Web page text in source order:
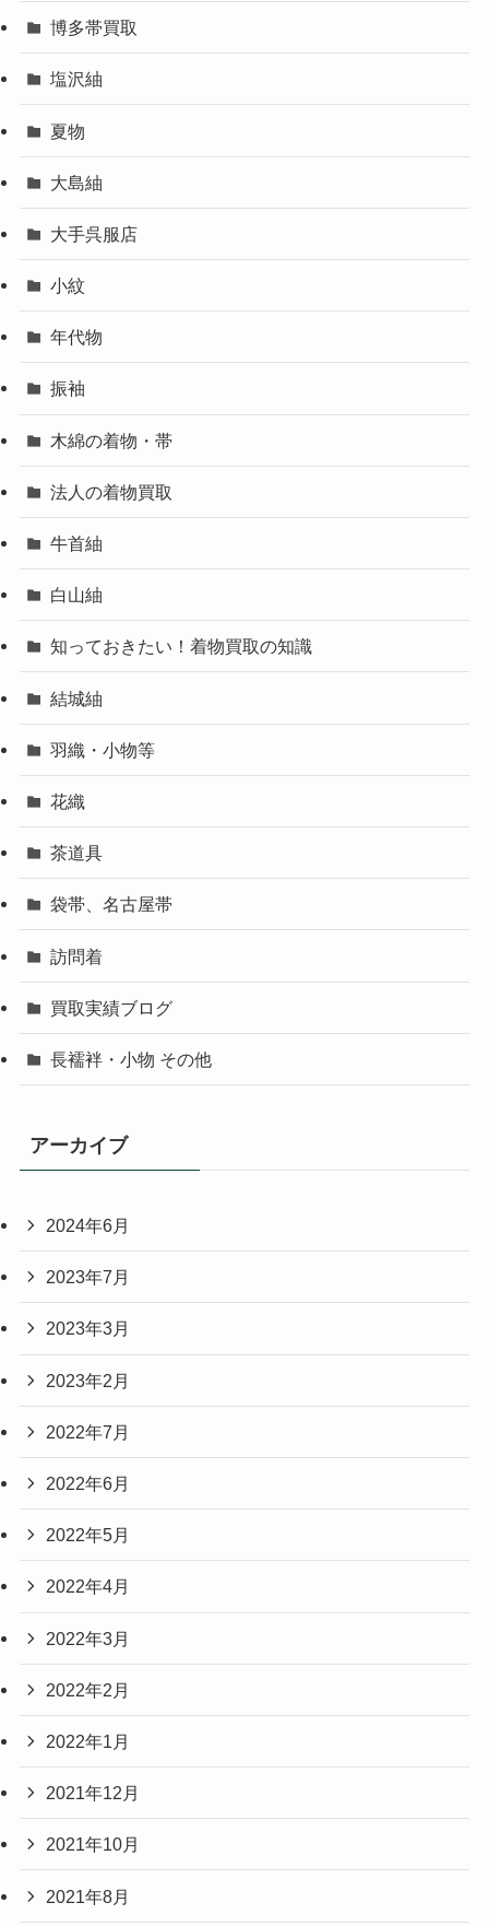
博多帯買取
塩沢紬
夏物
大島紬
大手呉服店
小紋
年代物
振袖
木綿の着物・帯
法人の着物買取
牛首紬
白山紬
知っておきたい！着物買取の知識
結城紬
羽織・小物等
花織
茶道具
袋帯、名古屋帯
訪問着
買取実績ブログ
長襦袢・小物 その他
アーカイブ
2024年6月
2023年7月
2023年3月
2023年2月
2022年7月
2022年6月
2022年5月
2022年4月
2022年3月
2022年2月
2022年1月
2021年12月
2021年10月
2021年8月